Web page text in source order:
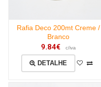
Rafia Deco 200mt Creme /
Branco
9.84€ c/iva
DETALHE